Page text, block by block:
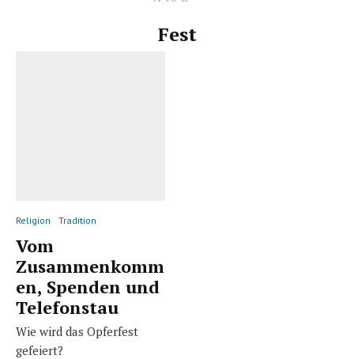
Fest
Religion Tradition
Vom
Zusammenkomm
en, Spenden und
Telefonstau
Wie wird das Opferfest
gefeiert?